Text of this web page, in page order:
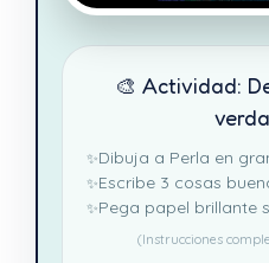
🎨 Actividad:
Dibuja a Perla en
Escribe 3 cosas
Pega papel brillante
(Instrucciones